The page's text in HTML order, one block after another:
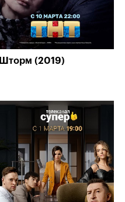
Шторм (2019)